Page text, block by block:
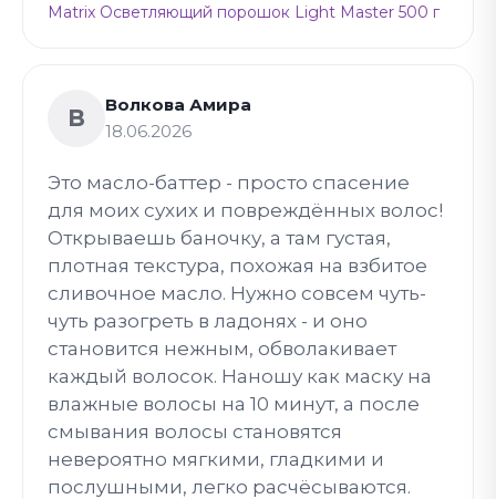
Matrix Осветляющий порошок Light Master 500 г
В
Волкова Амира
18.06.2026
Это масло-баттер - просто спасение
для моих сухих и повреждённых волос!
Открываешь баночку, а там густая,
плотная текстура, похожая на взбитое
сливочное масло. Нужно совсем чуть-
чуть разогреть в ладонях - и оно
становится нежным, обволакивает
каждый волосок. Наношу как маску на
влажные волосы на 10 минут, а после
смывания волосы становятся
невероятно мягкими, гладкими и
послушными, легко расчёсываются.